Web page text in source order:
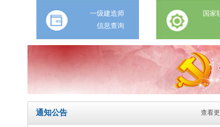
一级建造师
信息查询
国家
通知公告 查看